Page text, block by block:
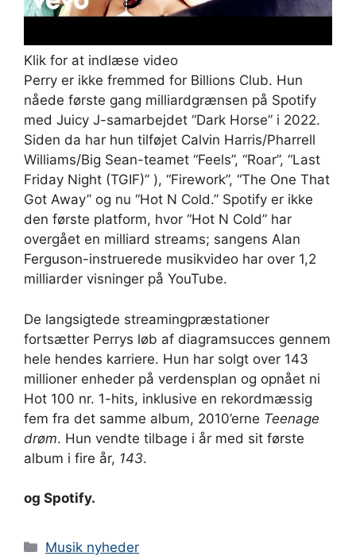
Klik for at indlæse video
Perry er ikke fremmed for Billions Club. Hun
nåede første gang milliardgrænsen på Spotify
med Juicy J-samarbejdet “Dark Horse” i 2022.
Siden da har hun tilføjet Calvin Harris/Pharrell
Williams/Big Sean-teamet “Feels”, “Roar”, “Last
Friday Night (TGIF)” ), “Firework”, “The One That
Got Away” og nu “Hot N Cold.” Spotify er ikke
den første platform, hvor “Hot N Cold” har
overgået en milliard streams; sangens Alan
Ferguson-instruerede musikvideo har over 1,2
milliarder visninger på YouTube.
De langsigtede streamingpræstationer
fortsætter Perrys løb af diagramsucces gennem
hele hendes karriere. Hun har solgt over 143
millioner enheder på verdensplan og opnået ni
Hot 100 nr. 1-hits, inklusive en rekordmæssig
fem fra det samme album, 2010’erne Teenage
drøm. Hun vendte tilbage i år med sit første
album i fire år, 143.
og Spotify.
Kategorier
Musik nyheder